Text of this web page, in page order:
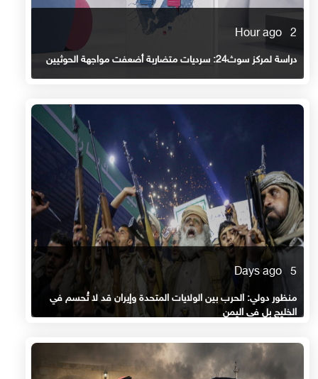
2 Hour ago
دراسة لمركز سوث24: سرديات متضاربة أضعفت مواجهة الحوثيين
5 Days ago
منظور دولي: الحرب بين الولايات المتحدة وإيران قد لا تُحسم في
الخليج بل في اليمن